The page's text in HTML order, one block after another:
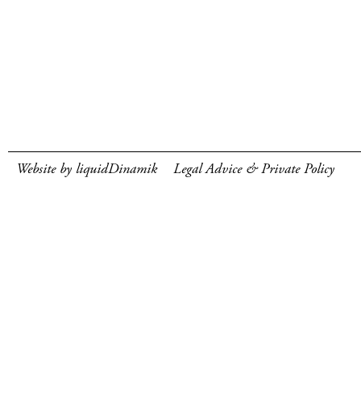
Website by liquidDinamik Legal Advice & Private Policy